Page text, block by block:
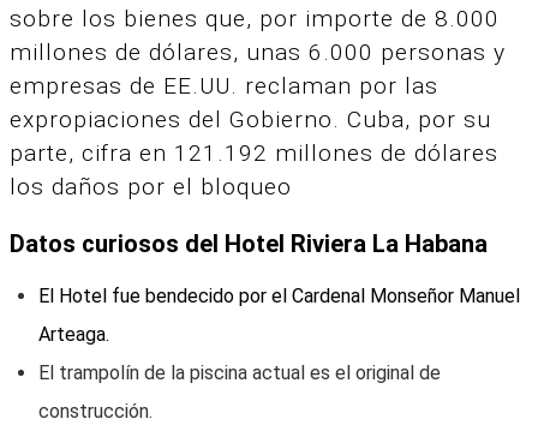
sobre los bienes que, por importe de 8.000
millones de dólares, unas 6.000 personas y
empresas de EE.UU. reclaman por las
expropiaciones del Gobierno. Cuba, por su
parte, cifra en 121.192 millones de dólares
los daños por el bloqueo
Datos curiosos del Hotel Riviera La Habana
El Hotel fue bendecido por el Cardenal Monseñor Manuel
Arteaga.
El trampolín de la piscina actual es el original de
construcción.